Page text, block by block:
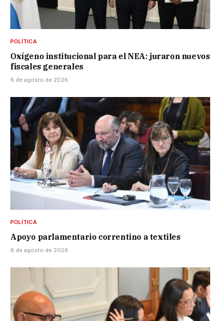
POLÍTICA
Oxígeno institucional para el NEA: juraron nuevos
fiscales generales
6 de agosto de 2026
POLÍTICA
Apoyo parlamentario correntino a textiles
6 de agosto de 2026